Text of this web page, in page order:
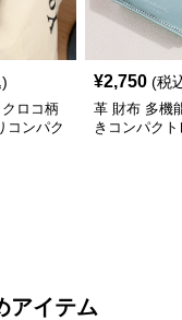
ロコ柄
コンパク
¥2,750 (税
革 財布 多機
きコンパク
アイテム